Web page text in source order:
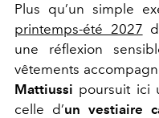
Plus qu’un simple
printemps-été 2027
une réflexion
vêtements
Mattiussi poursuit ici
celle d’un vestiaire